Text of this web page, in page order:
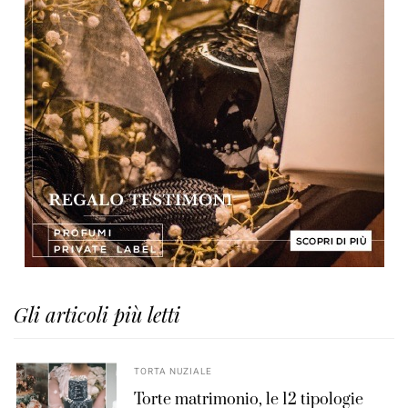
Gli articoli più letti
TORTA NUZIALE
Torte matrimonio, le 12 tipologie